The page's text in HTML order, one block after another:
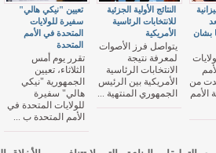
تعيين "نيكي هالي"
سفيرة للولايات
المتحدة في الأمم
المتحدة
تقرر يوم أمس
الثلاثاء، تعيين
الجمهورية "نيكي
هالي" سفيرة
للولايات المتحدة في
الأمم المتحدة ب ...
النتائج الأولية الجزئية
للانتخابات الرئاسية
الأمريكية
يتواصل فرز الأصوات
لمعرفة نتيجة
الانتخابات الرئاسية
الأمريكية بين الرئيس
الجمهوري المنتهية ...
بشان
من
الأمم